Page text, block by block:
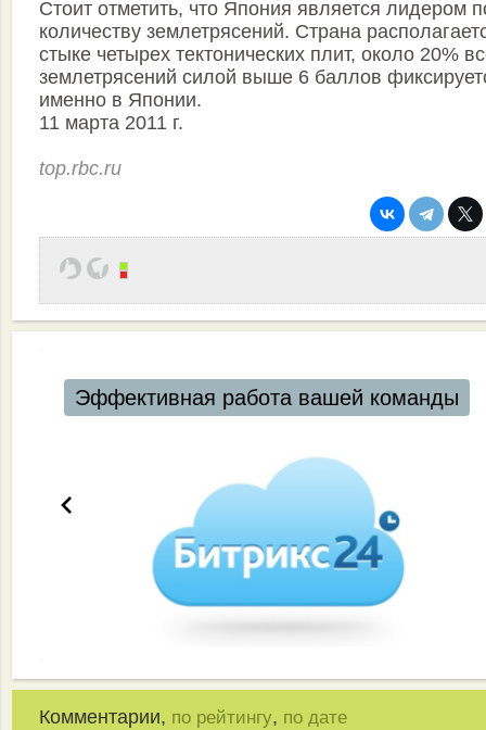
Стоит отметить, что Япония является лидером
количеству землетрясений. Страна
стыке четырех тектонических плит, около 20%
землетрясений силой выше 6 баллов
именно в Японии.
11 марта 2011 г.
top.rbc.ru
Автоматизация ресторанов и кафе
Комментарии, по рейтингу, по дате